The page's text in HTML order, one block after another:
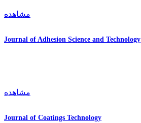
مشاهده
Journal of Adhesion Science and Technology
مشاهده
Journal of Coatings Technology